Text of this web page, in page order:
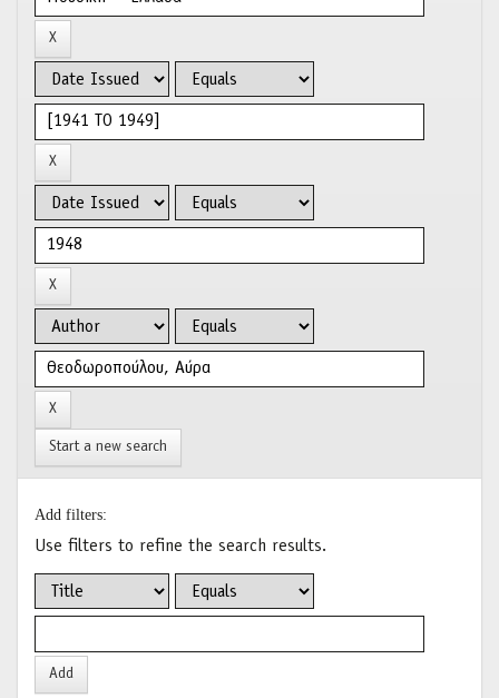
Start a new search
Add filters:
Use filters to refine the search results.